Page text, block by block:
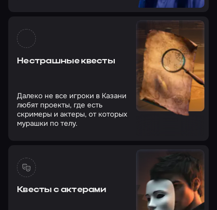
Нестрашные квесты
Далеко не все игроки в Казани
любят проекты, где есть
скримеры и актеры, от которых
мурашки по телу.
Квесты с актерами